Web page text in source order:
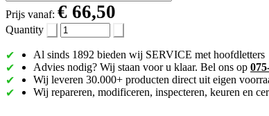
Prijs vanaf: € 66,50
Quantity
Al sinds 1892 bieden wij SERVICE met hoofdletters
Advies nodig? Wij staan voor u klaar. Bel ons op
Wij leveren 30.000+ producten direct uit eigen
Wij repareren, modificeren, inspecteren, keuren en